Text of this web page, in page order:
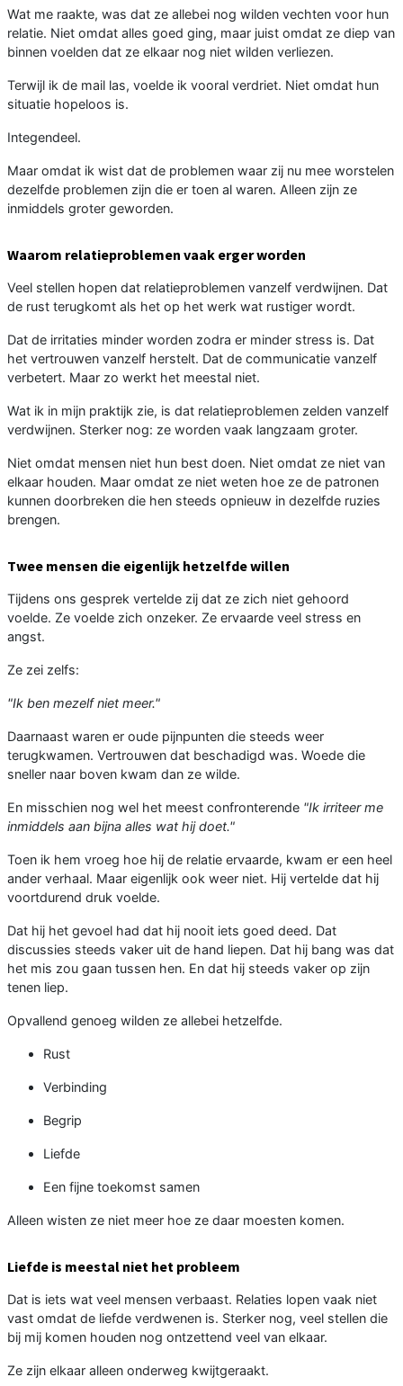
Wat me raakte, was dat ze allebei nog wilden vechten voor hun
relatie. Niet omdat alles goed ging, maar juist omdat ze diep van
binnen voelden dat ze elkaar nog niet wilden verliezen.
Terwijl ik de mail las, voelde ik vooral verdriet. Niet omdat hun
situatie hopeloos is.
Integendeel.
Maar omdat ik wist dat de problemen waar zij nu mee worstelen
dezelfde problemen zijn die er toen al waren. Alleen zijn ze
inmiddels groter geworden.
Waarom relatieproblemen vaak erger worden
Veel stellen hopen dat relatieproblemen vanzelf verdwijnen. Dat
de rust terugkomt als het op het werk wat rustiger wordt.
Dat de irritaties minder worden zodra er minder stress is. Dat
het vertrouwen vanzelf herstelt. Dat de communicatie vanzelf
verbetert. Maar zo werkt het meestal niet.
Wat ik in mijn praktijk zie, is dat relatieproblemen zelden vanzelf
verdwijnen. Sterker nog: ze worden vaak langzaam groter.
Niet omdat mensen niet hun best doen. Niet omdat ze niet van
elkaar houden. Maar omdat ze niet weten hoe ze de patronen
kunnen doorbreken die hen steeds opnieuw in dezelfde ruzies
brengen.
Twee mensen die eigenlijk hetzelfde willen
Tijdens ons gesprek vertelde zij dat ze zich niet gehoord
voelde. Ze voelde zich onzeker. Ze ervaarde veel stress en
angst.
Ze zei zelfs:
"Ik ben mezelf niet meer."
Daarnaast waren er oude pijnpunten die steeds weer
terugkwamen. Vertrouwen dat beschadigd was. Woede die
sneller naar boven kwam dan ze wilde.
En misschien nog wel het meest confronterende "Ik irriteer me
inmiddels aan bijna alles wat hij doet."
Toen ik hem vroeg hoe hij de relatie ervaarde, kwam er een heel
ander verhaal. Maar eigenlijk ook weer niet. Hij vertelde dat hij
voortdurend druk voelde.
Dat hij het gevoel had dat hij nooit iets goed deed. Dat
discussies steeds vaker uit de hand liepen. Dat hij bang was dat
het mis zou gaan tussen hen. En dat hij steeds vaker op zijn
tenen liep.
Opvallend genoeg wilden ze allebei hetzelfde.
Rust
Verbinding
Begrip
Liefde
Een fijne toekomst samen
Alleen wisten ze niet meer hoe ze daar moesten komen.
Liefde is meestal niet het probleem
Dat is iets wat veel mensen verbaast. Relaties lopen vaak niet
vast omdat de liefde verdwenen is. Sterker nog, veel stellen die
bij mij komen houden nog ontzettend veel van elkaar.
Ze zijn elkaar alleen onderweg kwijtgeraakt.